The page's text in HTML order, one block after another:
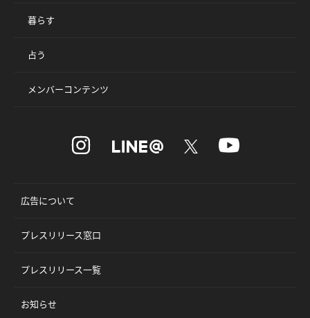
暮らす
占う
メンバーコンテンツ
広告について
プレスリリース窓口
プレスリリース一覧
お知らせ